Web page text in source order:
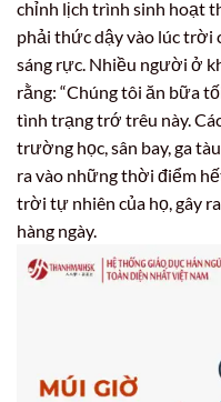
chỉnh lịch trình sinh hoạt
phải thức dậy vào lúc trời
sáng rực. Nhiều người ở
rằng: “Chúng tôi ăn bữa
tình trạng trớ trêu này.
trường học, sân bay, ga
ra vào những thời điểm
trời tự nhiên của họ, gây
hàng ngày.